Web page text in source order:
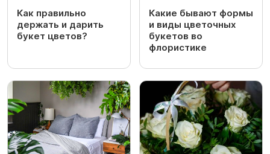
Как правильно
держать и дарить
букет цветов?
Какие бывают формы
и виды цветочных
букетов во
флористике